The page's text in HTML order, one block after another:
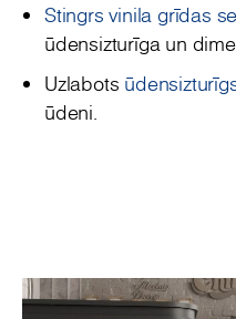
Stingrs vinila grīdas
ūdensizturīga un
Uzlabots
ūdeni.